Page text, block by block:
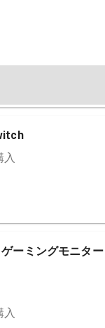
入
ーミングモニタ
入